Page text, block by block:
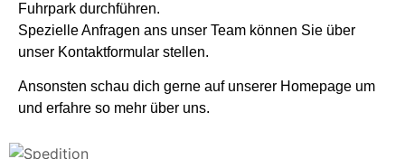
Fuhrpark durchführen.
Spezielle Anfragen ans unser Team können Sie über
unser Kontaktformular stellen.
Ansonsten schau dich gerne auf unserer Homepage um
und erfahre so mehr über uns.